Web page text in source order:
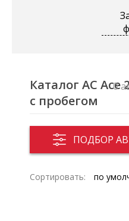
Каталог AC
с пробегом
ПОДБОР
0
Сортировать: